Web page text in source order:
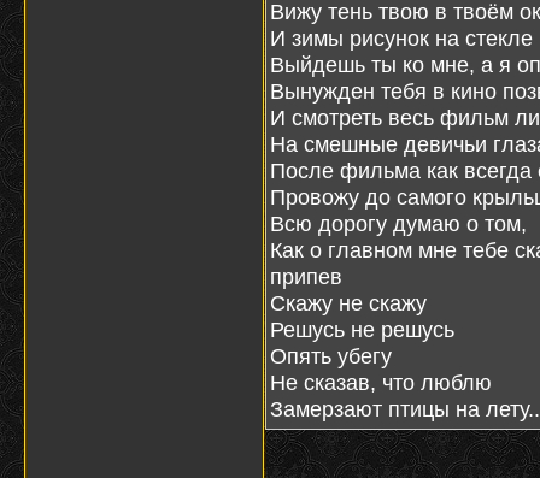
Вижу тень твою в твоём
И зимы рисунок на стекле
Выйдешь ты ко мне, а я
Вынужден тебя в кино
И смотреть весь фильм
На смешные девичьи
После фильма как всегда
Провожу до самого
Всю дорогу думаю о том,
Как о главном мне тебе
припев
Скажу не скажу
Решусь не решусь
Опять убегу
Не сказав, что люблю
Замерзают птицы на